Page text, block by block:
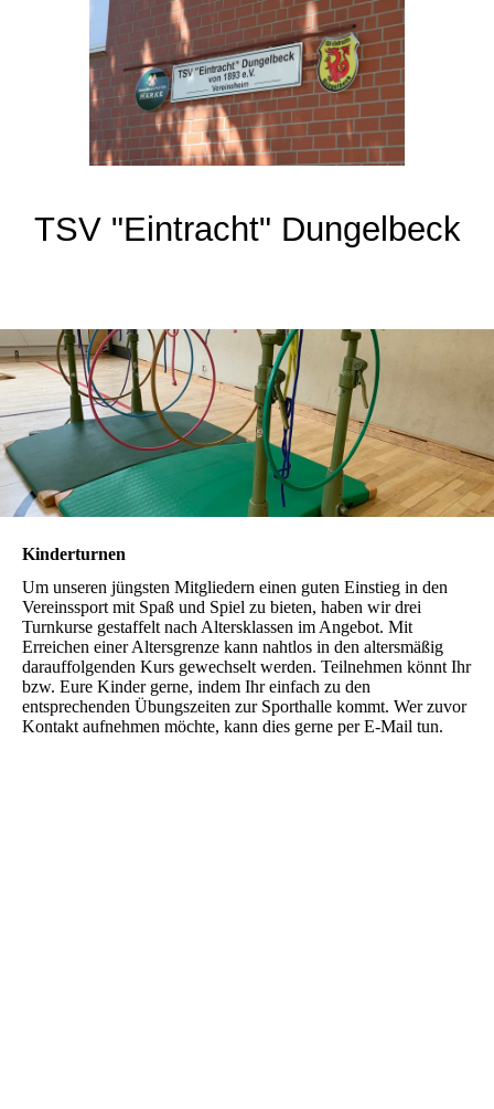
TSV "Eintracht" Dungelbeck
Kinderturnen
Um unseren jüngsten Mitgliedern einen guten Einstieg in den
Vereinssport mit Spaß und Spiel zu bieten, haben wir drei
Turnkurse gestaffelt nach Altersklassen im Angebot. Mit
Erreichen einer Altersgrenze kann nahtlos in den altersmäßig
darauffolgenden Kurs gewechselt werden. Teilnehmen könnt Ihr
bzw. Eure Kinder gerne, indem Ihr einfach zu den
entsprechenden Übungszeiten zur Sporthalle kommt. Wer zuvor
Kontakt aufnehmen möchte, kann dies gerne per E-Mail tun.